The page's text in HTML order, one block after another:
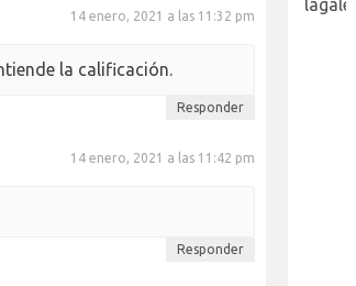
14 enero, 2021 a las 11:32 pm
la calificación.
Responder
14 enero, 2021 a las 11:42 pm
Responder